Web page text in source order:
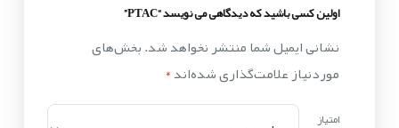
اولین کسی باشید که دیدگاهی می نویسد “PTAC”
نشانی ایمیل شما منتشر نخواهد شد.بخش‌های
موردنیاز علامت‌گذاری شده‌اند*
امتیاز